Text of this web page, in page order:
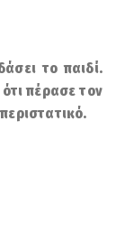
το παιδί.
πέρασε τον